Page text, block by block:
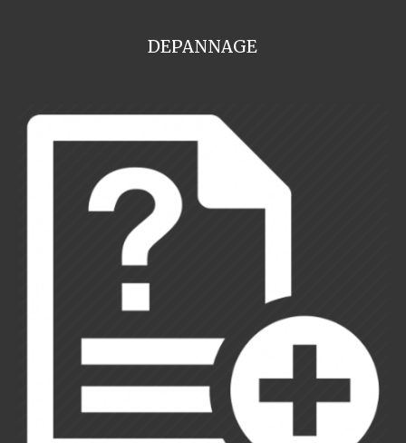
DEPANNAGE